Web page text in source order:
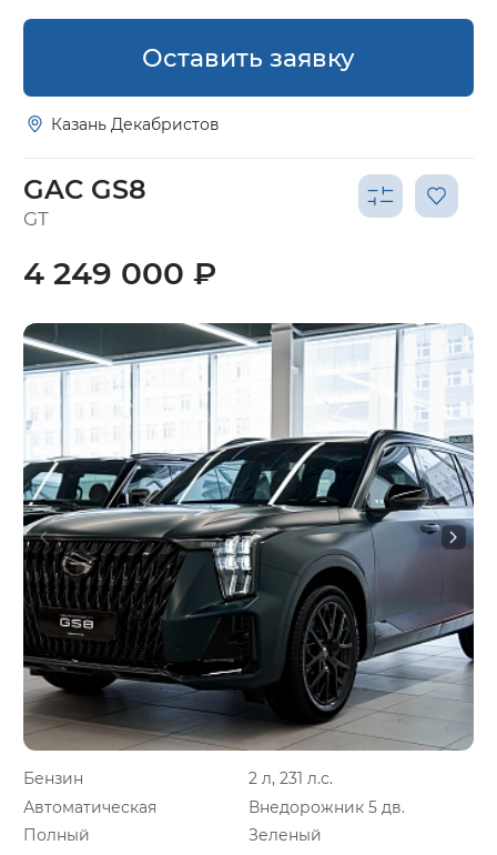
Оставить заявку
Казань Декабристов
GAC GS8
GT
Бензин
2 л, 231 л.с.
Автоматическая
Внедорожник 5 дв.
Полный
Зеленый
4 249 000 ₽